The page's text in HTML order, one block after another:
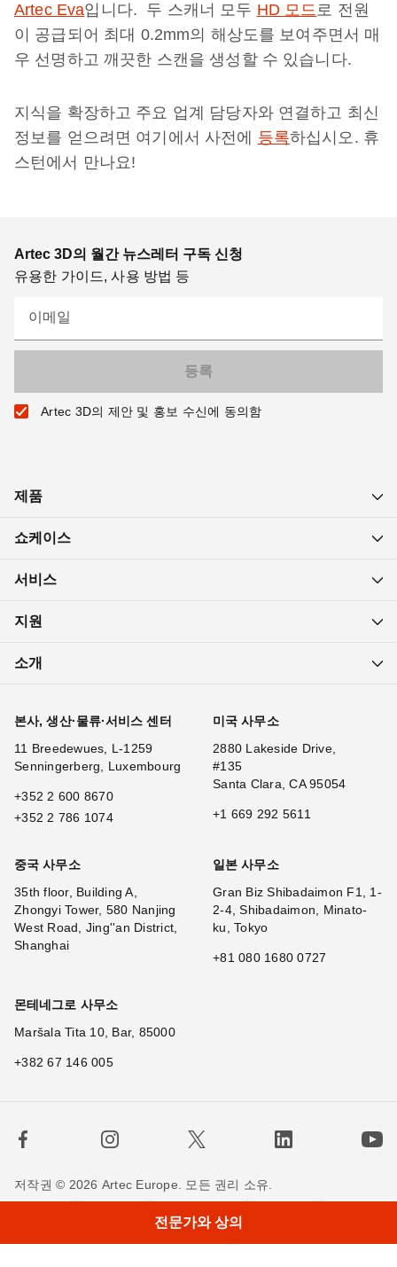
Artec Eva입니다. 두 스캐너 모두 HD 모드로 전원
이 공급되어 최대 0.2mm의 해상도를 보여주면서 매
우 선명하고 깨끗한 스캔을 생성할 수 있습니다.
지식을 확장하고 주요 업계 담당자와 연결하고 최신
정보를 얻으려면 여기에서 사전에 등록하십시오. 휴
스턴에서 만나요!
Artec 3D의 월간 뉴스레터 구독 신청
유용한 가이드, 사용 방법 등
이메일
Artec 3D의 제안 및 홍보 수신에 동의함
제품
쇼케이스
서비스
지원
소개
본사, 생산·물류·서비스 센터
11 Breedewues, L-1259
Senningerberg, Luxembourg
+352 2 600 8670
+352 2 786 1074
미국 사무소
2880 Lakeside Drive,
#135
Santa Clara, CA 95054
+1 669 292 5611
중국 사무소
35th floor, Building A,
Zhongyi Tower, 580 Nanjing
West Road, Jing''an District,
Shanghai
일본 사무소
Gran Biz Shibadaimon F1, 1-
2-4, Shibadaimon, Minato-
ku, Tokyo
+81 080 1680 0727
몬테네그로 사무소
Maršala Tita 10, Bar, 85000
+382 67 146 005
저작권 © 2026 Artec Europe. 모든 권리 소유.
전문가와 상의